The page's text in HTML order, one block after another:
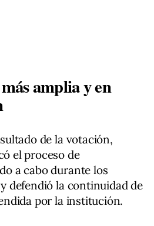
amplia y en
de la votación,
el proceso de
a cabo durante los
defendió la continuidad de
por la institución.